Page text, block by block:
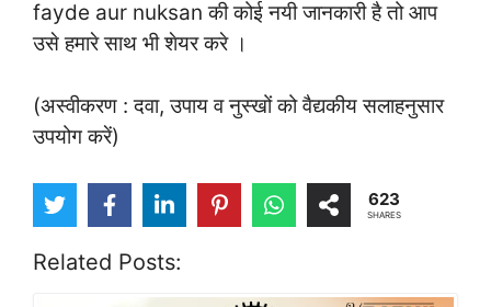
fayde aur nuksan की कोई नयी जानकारी है तो आप
उसे हमारे साथ भी शेयर करे ।
(अस्वीकरण : दवा, उपाय व नुस्खों को वैद्यकीय सलाहनुसार
उपयोग करें)
623
SHARES
Related Posts: